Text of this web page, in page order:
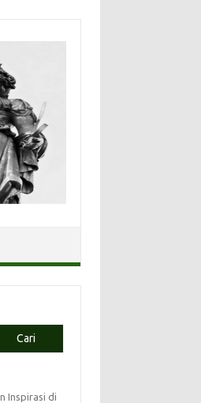
Cari
Inspirasi di